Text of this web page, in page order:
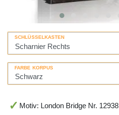
SCHLÜSSELKASTEN
FARBE KORPUS
Motiv: London Bridge Nr. 12938